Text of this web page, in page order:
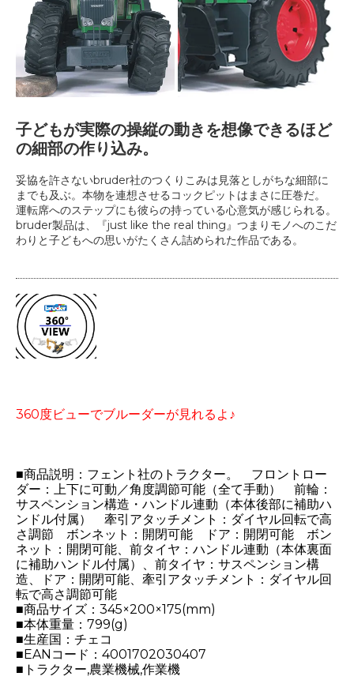
子どもが実際の操縦の動きを想像できるほど
の細部の作り込み。
妥協を許さないbruder社のつくりこみは見落としがちな細部に
までも及ぶ。本物を連想させるコックピットはまさに圧巻だ。
運転席へのステップにも彼らの持っている心意気が感じられる。
bruder製品は、『just like the real thing』つまりモノへのこだ
わりと子どもへの思いがたくさん詰められた作品である。
360度ビューでブルーダーが見れるよ♪
■商品説明：フェント社のトラクター。 フロントロー
ダー：上下に可動／角度調節可能（全て手動） 前輪：
サスペンション構造・ハンドル連動（本体後部に補助ハ
ンドル付属） 牽引アタッチメント：ダイヤル回転で高
さ調節 ボンネット：開閉可能 ドア：開閉可能 ボン
ネット：開閉可能、前タイヤ：ハンドル連動（本体裏面
に補助ハンドル付属）、前タイヤ：サスペンション構
造、ドア：開閉可能、牽引アタッチメント：ダイヤル回
転で高さ調節可能
■商品サイズ：345×200×175(mm)
■本体重量：799(g)
■生産国：チェコ
■EANコード：4001702030407
■トラクター,農業機械,作業機